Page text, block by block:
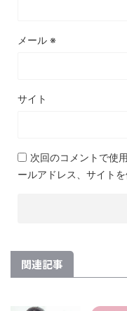
メール ※
サイト
次回のコメントで使
ールアドレス、サイトを
関連記事